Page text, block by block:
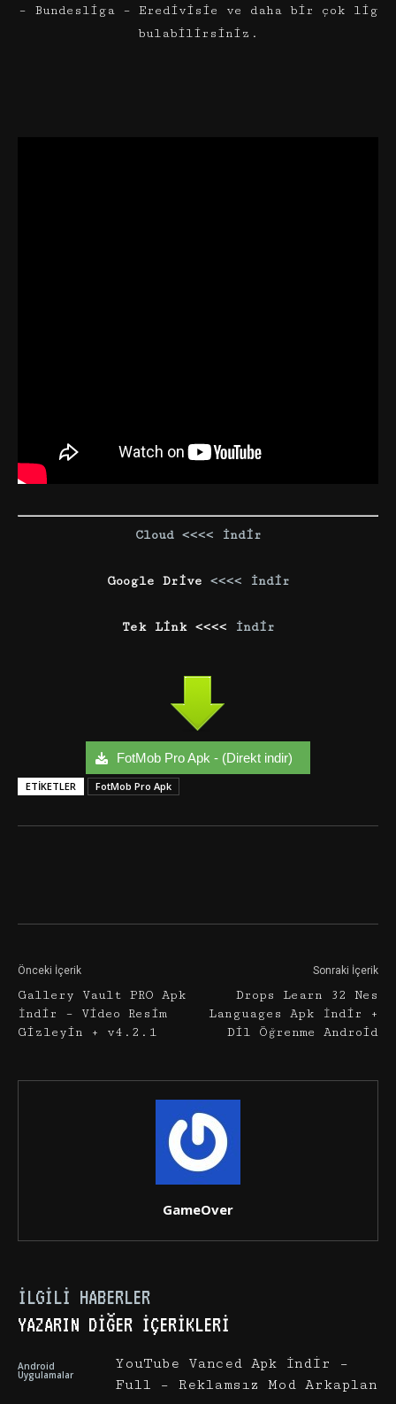
– Bundesliga – Eredivisie ve daha bir çok lig
bulabilirsiniz.
Cloud <<<< İndir
Google Drive <<<< İndir
Tek Link <<<< İndir
FotMob Pro Apk - (Direkt indir)
ETIKETLER FotMob Pro Apk
Önceki İçerik
Gallery Vault PRO Apk
İndir – Video Resim
Gizleyin + v4.2.1
Sonraki İçerik
Drops Learn 32 Nes
Languages Apk İndir +
Dil Öğrenme Android
GameOver
İLGILI HABERLER
YAZARIN DIĞER İÇERIKLERI
Android
Uygulamalar
YouTube Vanced Apk İndir –
Full – Reklamsız Mod Arkaplan